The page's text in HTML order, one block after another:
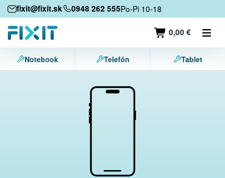
fixit@fixit.sk 0948 262 555Po-Pi 10-18
0,00 €
Mobilné zariadenia
Mobilné telefóny
Tablety
Notebook Telefón Tablet